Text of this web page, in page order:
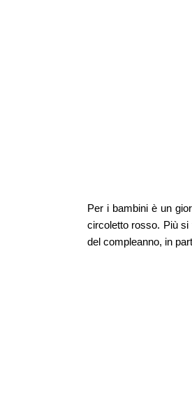
Per i bambini è un
circoletto rosso. Più si
del compleanno, in